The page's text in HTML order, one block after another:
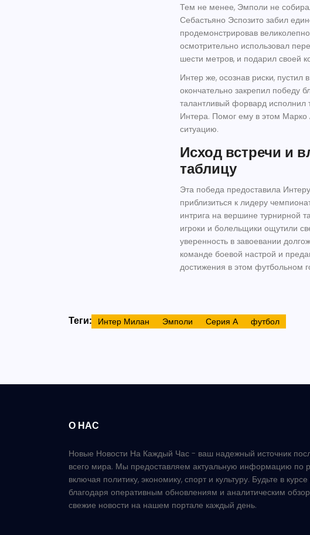
Тем не менее, Эмполи не
Себастьяно Эспозито забил
продемонстрировав
осмотрительно использовал
шести метров, и подарил своей
Интер же, осознав риски,
окончательно закрепил победу
талантливый форвард исполнил
Интера. Помог ему в этом
ситуацию.
Исход встречи и
таблицу
Эта победа предоставила
приблизиться к лидеру
интрига на вершине турнирной
игроки и болельщики ощутили
уверенность в завоевании
команде боевой настрой и
достижения в этом футбольном
Теги: Интер Милан Эмполи Серия А футбол
О НАС
Новые Новости На Каждый Час - ваш надежный источник
всего мира. Мы предоставляем актуальную информацию по
включая политику, экономику, спорт и культуру. Будьте в
благодаря оперативным обновлениям и аналитическим
свежие новости на нашем портале каждый день.